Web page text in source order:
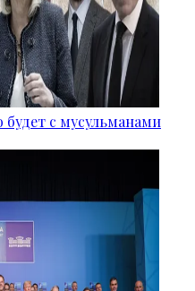
будет с мусульманами